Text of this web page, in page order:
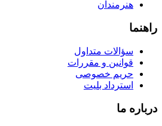
هنرمندان
راهنما
سؤالات متداول
قوانین و مقررات
حریم خصوصی
استرداد بلیت
درباره ما